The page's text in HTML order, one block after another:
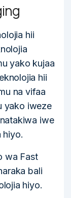
hii
yako kujaa
hii
na vifaa
yako iweze
iwe
hiyo.
wa Fast
bali
hiyo.